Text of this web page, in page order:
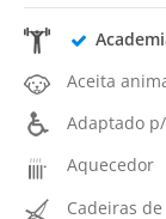
Aceita
Adaptado
Aquecedor
Cadeiras